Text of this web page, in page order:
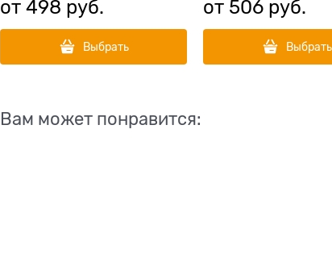
от 498 руб.
Выбрать
от 506 руб.
Выбрать
Вам может понравится: